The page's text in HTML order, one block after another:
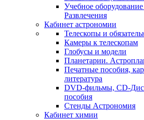
Учебное
Развлечения
Кабинет астрономии
Телескопы и
Камеры к телескопам
Глобусы и модели
Планетарии.
Печатные пособия,
литература
DVD-фильмы, CD-
пособия
Стенды Астрономия
Кабинет химии